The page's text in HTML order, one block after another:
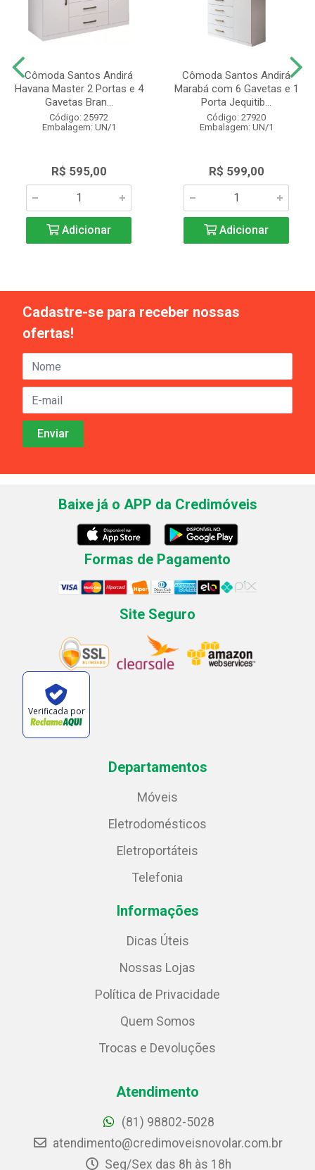
Cômoda Santos Andirá
Havana Master 2 Portas e 4
Gavetas Bran...
Código: 25972
Embalagem: UN/1
R$ 595,00
Adicionar
Cômoda Santos Andirá
Marabá com 6 Gavetas e 1
Porta Jequitib...
Código: 27920
Embalagem: UN/1
R$ 599,00
Adicionar
Cadastre-se para receber nossas
ofertas!
Baixe já o APP da Credimóveis
Formas de Pagamento
Site Seguro
Verificada por
Departamentos
Móveis
Eletrodomésticos
Eletroportáteis
Telefonia
Informações
Dicas Úteis
Nossas Lojas
Política de Privacidade
Quem Somos
Trocas e Devoluções
Atendimento
(81) 98802-5028
atendimento@credimoveisnovolar.com.br
Seg/Sex das 8h às 18h